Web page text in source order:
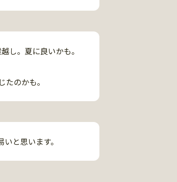
し。夏に良いかも。
のかも。
と思います。